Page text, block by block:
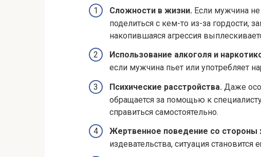
Сложности в жизни. Если мужчина
поделиться с кем-то из-за гордости,
накопившаяся агрессия
Использование алкоголя и
если мужчина пьет или употребляет
Психические расстройства. Даже
обращается за помощью к
справиться самостоятельно.
Жертвенное поведение со
издевательства, ситуация становится